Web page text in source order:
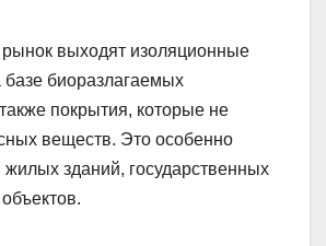
выходят изоляционные
биоразлагаемых
покрытия, которые не
веществ. Это особенно
жилых зданий, государственных